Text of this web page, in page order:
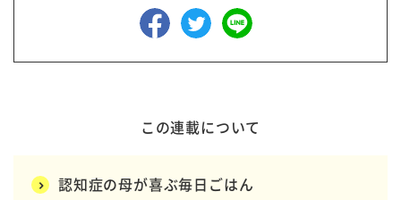
この連載について
認知症の母が喜ぶ毎日ごはん